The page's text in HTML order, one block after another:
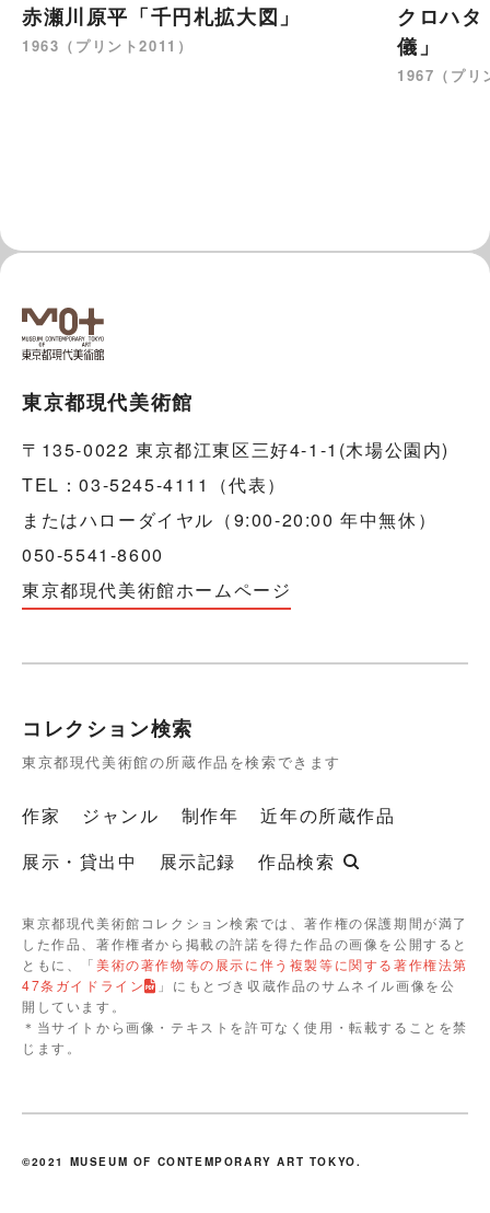
赤瀬川原平「千円札拡大図」
1963（プリント2011）
クロハ
儀」
1967（プリ
東京都現代美術館
〒135-0022 東京都江東区三好4-1-1(木場公園内)
TEL：03-5245-4111（代表）
またはハローダイヤル（9:00-20:00 年中無休）
050-5541-8600
東京都現代美術館ホームページ
コレクション検索
東京都現代美術館の所蔵作品を検索できます
作家 ジャンル 制作年
近年の所蔵作品
展示・貸出中
展示記録 作品検索
東京都現代美術館コレクション検索では、著作権の保護期間が満了
した作品、著作権者から掲載の許諾を得た作品の画像を公開すると
ともに、「美術の著作物等の展示に伴う複製等に関する著作権法第
47条ガイドライン
」にもとづき収蔵作品のサムネイル画像を公
開しています。
＊当サイトから画像・テキストを許可なく使用・転載することを禁
じます。
©2021 MUSEUM OF CONTEMPORARY ART TOKYO.